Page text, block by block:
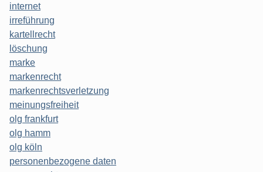
internet
irreführung
kartellrecht
löschung
marke
markenrecht
markenrechtsverletzung
meinungsfreiheit
olg frankfurt
olg hamm
olg köln
personenbezogene daten